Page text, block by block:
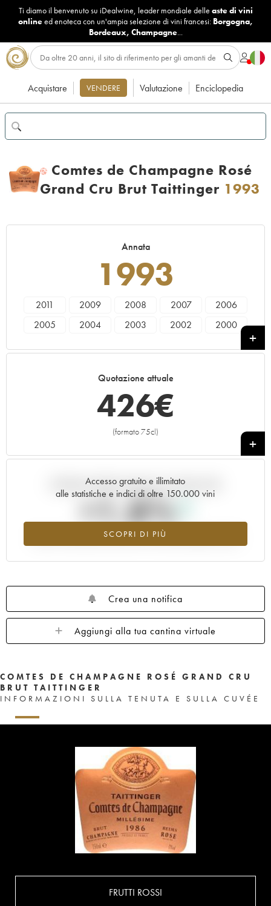
Ti diamo il benvenuto su iDealwine, leader mondiale delle aste di vini
onlineed enoteca con un'ampia selezione di vini francesi: Borgogna,
Bordeaux, Champagne...
Acquistare VENDERE Valutazione Enciclopedia
H
Comtes de Champagne Rosé
Grand Cru Brut Taittinger 1993
Annata
1993
2011 2009 2008 2007
2006
2005
2004 2003 2002
2000
1976 1975 1973
Quotazione attuale
426€
(formato 75cl)
+
Accesso gratuito e illimitato
alle statistiche e indici di oltre 150.000 vini
SCOPRI DI PIÙ
Andamento della quotazione in tempo reale
+1.8%
Valore in aumento per l'annata 1993 nel 2026 rispetto al 2025
Crea una notifica
Aggiungi alla tua cantina virtuale
COMTES DE CHAMPAGNE ROSÉ GRAND CRU
BRUT TAITTINGER
INFORMAZIONI SULLA TENUTA E SULLA CUVÉE
FRUTTI ROSSI